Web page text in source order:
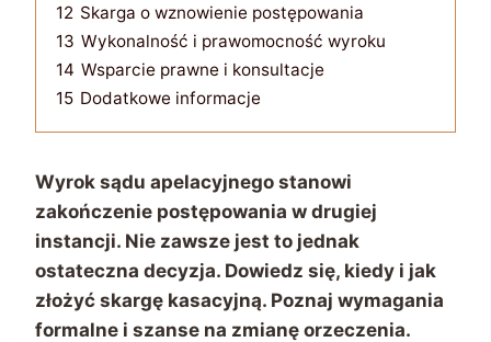
12 Skarga o wznowienie postępowania
13 Wykonalność i prawomocność wyroku
14 Wsparcie prawne i konsultacje
15 Dodatkowe informacje
Wyrok sądu apelacyjnego stanowi
zakończenie postępowania w drugiej
instancji. Nie zawsze jest to jednak
ostateczna decyzja. Dowiedz się, kiedy i jak
złożyć skargę kasacyjną. Poznaj wymagania
formalne i szanse na zmianę orzeczenia.